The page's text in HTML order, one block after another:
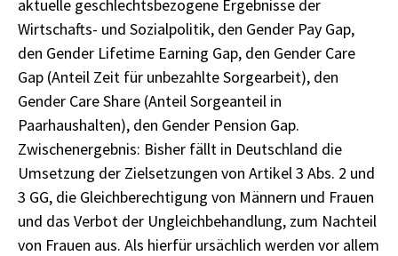
aktuelle geschlechtsbezogene Ergebnisse der
Wirtschafts- und Sozialpolitik, den Gender Pay Gap,
den Gender Lifetime Earning Gap, den Gender Care
Gap (Anteil Zeit für unbezahlte Sorgearbeit), den
Gender Care Share (Anteil Sorgeanteil in
Paarhaushalten), den Gender Pension Gap.
Zwischenergebnis: Bisher fällt in Deutschland die
Umsetzung der Zielsetzungen von Artikel 3 Abs. 2 und
3 GG, die Gleichberechtigung von Männern und Frauen
und das Verbot der Ungleichbehandlung, zum Nachteil
von Frauen aus. Als hierfür ursächlich werden vor allem